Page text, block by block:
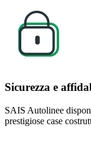
Sicurezza e
SAIS Autolinee
prestigiose case